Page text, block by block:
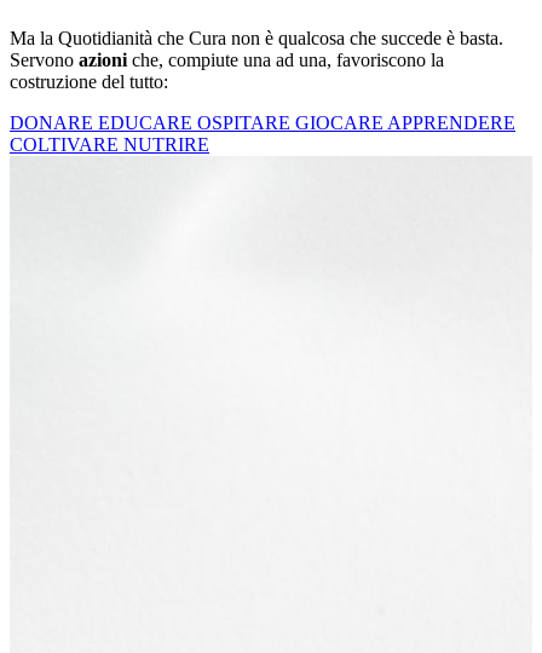
Ma la Quotidianità che Cura non è qualcosa che succede è basta.
Servono azioni che, compiute una ad una, favoriscono la
costruzione del tutto:
DONARE EDUCARE OSPITARE GIOCARE APPRENDERE
COLTIVARE NUTRIRE